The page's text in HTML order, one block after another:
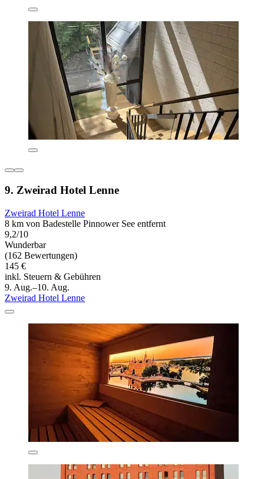
9. Zweirad Hotel Lenne
Zweirad Hotel Lenne
8 km von Badestelle Pinnower See entfernt
9,2/10
Wunderbar
(162 Bewertungen)
145 €
inkl. Steuern & Gebühren
9. Aug.–10. Aug.
Zweirad Hotel Lenne